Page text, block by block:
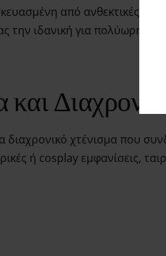
από ανθεκτικές
την ιδανική για πολύωρη
διαχρονικό χτένισμα που
ή cosplay εμφανίσεις,